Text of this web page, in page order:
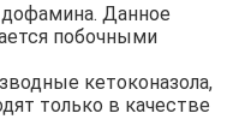
Данное
побочными
кетоконазола,
только в качестве